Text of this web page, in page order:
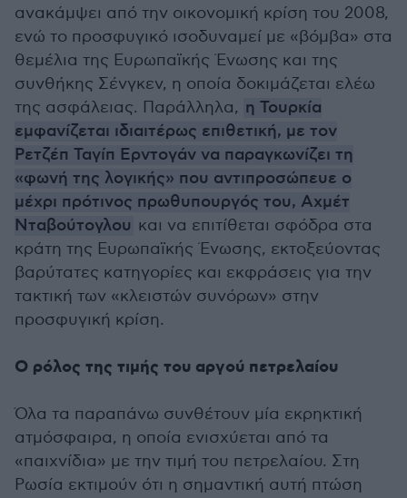
ανακάμψει από την οικονομική κρίση του 2008,
ενώ το προσφυγικό ισοδυναμεί με «βόμβα» στα
θεμέλια της Ευρωπαϊκής Ένωσης και της
συνθήκης Σένγκεν, η οποία δοκιμάζεται ελέω
της ασφάλειας. Παράλληλα, η Τουρκία
εμφανίζεται ιδιαιτέρως επιθετική, με τον
Ρετζέπ Ταγίπ Ερντογάν να παραγκωνίζει τη
«φωνή της λογικής» που αντιπροσώπευε ο
μέχρι πρότινος πρωθυπουργός του, Αχμέτ
Νταβούτογλου και να επιτίθεται σφόδρα στα
κράτη της Ευρωπαϊκής Ένωσης, εκτοξεύοντας
βαρύτατες κατηγορίες και εκφράσεις για την
τακτική των «κλειστών συνόρων» στην
προσφυγική κρίση.
Ο ρόλος της τιμής του αργού πετρελαίου
Όλα τα παραπάνω συνθέτουν μία εκρηκτική
ατμόσφαιρα, η οποία ενισχύεται από τα
«παιχνίδια» με την τιμή του πετρελαίου. Στη
Ρωσία εκτιμούν ότι η σημαντική αυτή πτώση